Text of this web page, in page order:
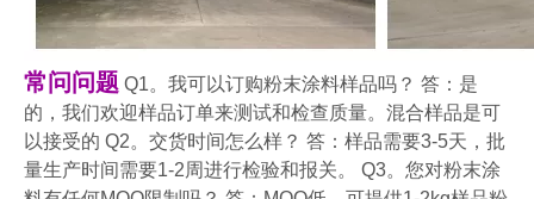
常问问题 Q1。我可以订购粉末涂料样品吗？ 答：是
的，我们欢迎样品订单来测试和检查质量。混合样品是可
以接受的 Q2。交货时间怎么样？ 答：样品需要3-5天，批
量生产时间需要1-2周进行检验和报关。 Q3。您对粉末涂